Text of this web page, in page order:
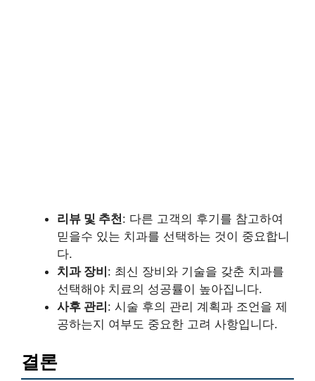
리뷰 및 추천: 다른 고객의 후기를 참고하여
믿을수 있는 치과를 선택하는 것이 중요합니
다.
치과 장비 : 최신 장비와 기술을 갖춘 치과를
선택해야 치료의 성공률이 높아집니다.
사후 관리 : 시술 후의 관리 계획과 조언을 제
공하는지 여부도 중요한 고려 사항입니다.
결론